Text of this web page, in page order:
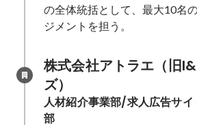
の全体統括として、最大10名
株式会社アトラエ（旧
ズ）
人材紹介事業部/求人広告サ
部